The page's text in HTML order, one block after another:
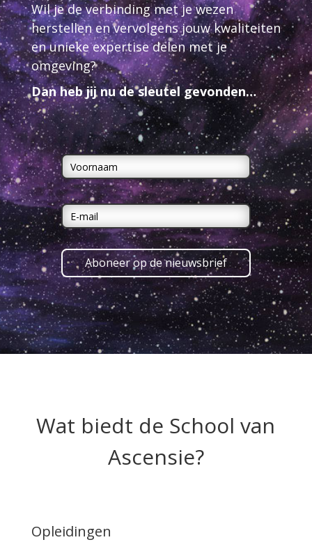
Wil je de verbinding met je wezen
herstellen en vervolgens jouw kwaliteiten
en unieke expertise delen met je
omgeving?
Dan heb jij nu de sleutel gevonden…
Aboneer op de nieuwsbrief
Wat biedt de School van
Ascensie?
Opleidingen